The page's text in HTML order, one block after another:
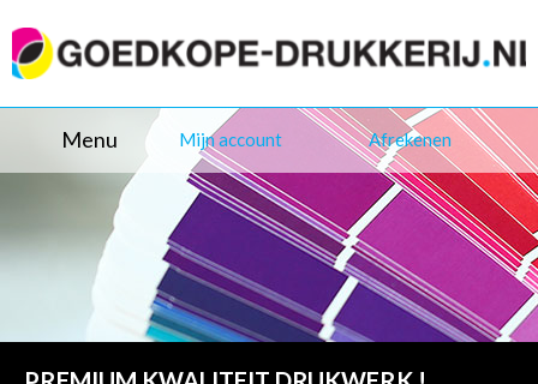
Menu Mijn account Afrekenen